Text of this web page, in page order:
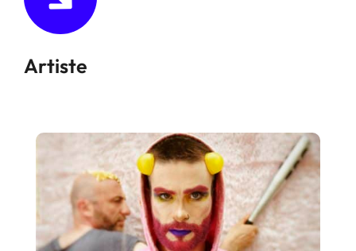
Artiste